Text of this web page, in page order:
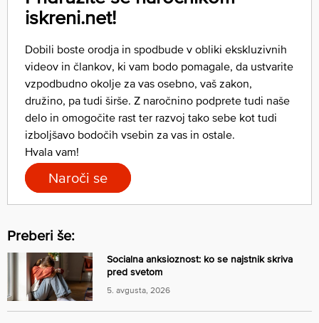
iskreni.net!
Dobili boste orodja in spodbude v obliki ekskluzivnih
videov in člankov, ki vam bodo pomagale, da ustvarite
vzpodbudno okolje za vas osebno, vaš zakon,
družino, pa tudi širše. Z naročnino podprete tudi naše
delo in omogočite rast ter razvoj tako sebe kot tudi
izboljšavo bodočih vsebin za vas in ostale.
Hvala vam!
Naroči se
Preberi še:
Socialna anksioznost: ko se najstnik skriva
pred svetom
5. avgusta, 2026